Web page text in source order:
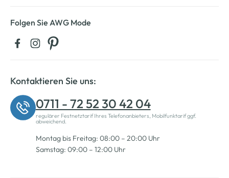
Folgen Sie AWG Mode
Kontaktieren Sie uns:
0711 - 72 52 30 42 04
regulärer Festnetztarif Ihres Telefonanbieters, Mobilfunktarif ggf.
abweichend.
Montag bis Freitag: 08:00 – 20:00 Uhr
Samstag: 09:00 – 12:00 Uhr